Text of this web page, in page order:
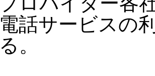
電話サービスの
る。